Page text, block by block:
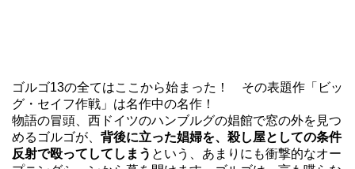
ゴルゴ13の全てはここから始まった！ その表題作「ビッ
グ・セイフ作戦」は名作中の名作！
物語の冒頭、西ドイツのハンブルグの娼館で窓の外を見つ
めるゴルゴが、 背後に立った娼婦を、殺し屋としての条件
反射で殴ってしてしまう という、あまりにも衝撃的なオー